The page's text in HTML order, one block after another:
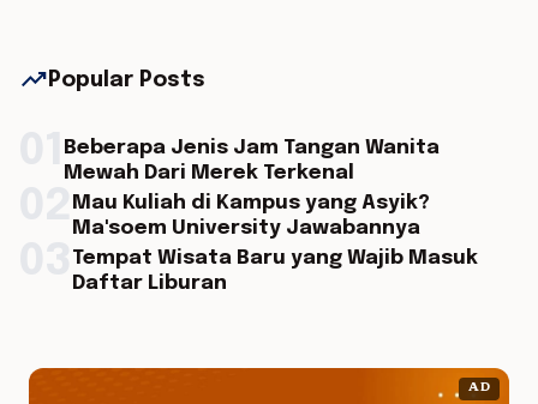
trending_up Popular Posts
Beberapa Jenis Jam Tangan Wanita
Mewah Dari Merek Terkenal
Mau Kuliah di Kampus yang Asyik?
Ma'soem University Jawabannya
Tempat Wisata Baru yang Wajib Masuk
Daftar Liburan
AD